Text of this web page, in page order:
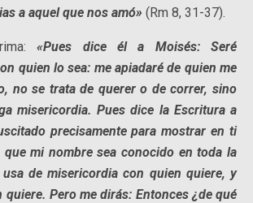
a aquel que nos amó» (Rm 8, 31-37).
«Pues dice él a Moisés: Seré
quien lo sea: me apiadaré de quien me
no se trata de querer o de correr, sino
misericordia. Pues dice la Escritura a
precisamente para mostrar en ti
mi nombre sea conocido en toda la
de misericordia con quien quiere, y
quiere. Pero me dirás: Entonces ¿de qué